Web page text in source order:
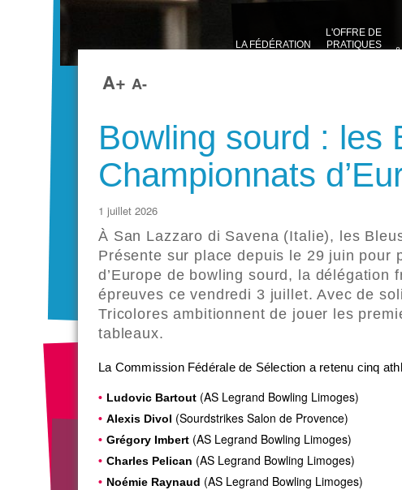
LA FÉDÉRATION
L'OFFRE DE
PRATIQUES
A+ A-
Bowling sourd : les
Championnats
1 juillet 2026
À San Lazzaro di Savena (Italie), les
Présente sur place depuis le 29 juin pour
d’Europe de bowling sourd, la délégation
épreuves ce vendredi 3 juillet. Avec de
Tricolores ambitionnent de jouer les
tableaux.
La Commission Fédérale de Sélection a retenu cinq
Ludovic Bartout (AS Legrand Bowling Limoges)
Alexis Divol (Sourdstrikes Salon de Provence)
Grégory Imbert (AS Legrand Bowling Limoges)
Charles Pelican (AS Legrand Bowling Limoges)
Noémie Raynaud (AS Legrand Bowling Limoges)